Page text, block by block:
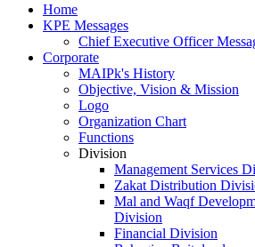
Home
KPE Messages
Chief Executive Officer
Corporate
MAIPk's History
Objective, Vision & Mission
Logo
Organization Chart
Functions
Division
Management Services
Zakat Distribution
Mal and Waqf
Division
Financial Division